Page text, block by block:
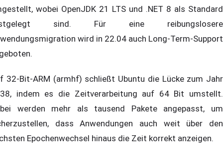
wobei OpenJDK 21 LTS und .NET 8 als Standard
sind. Für eine reibungslosere
wird in 22.04 auch Long-Term-Support
32-Bit-ARM (armhf) schließt Ubuntu die Lücke zum Jahr
indem es die Zeitverarbeitung auf 64 Bit umstellt.
werden mehr als tausend Pakete angepasst, um
dass Anwendungen auch weit über den
Epochenwechsel hinaus die Zeit korrekt anzeigen.